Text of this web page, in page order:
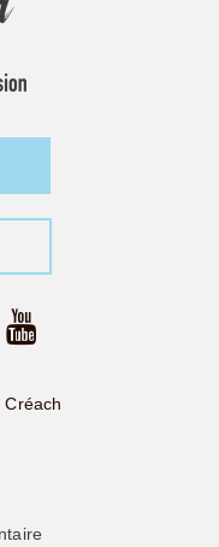
Créach